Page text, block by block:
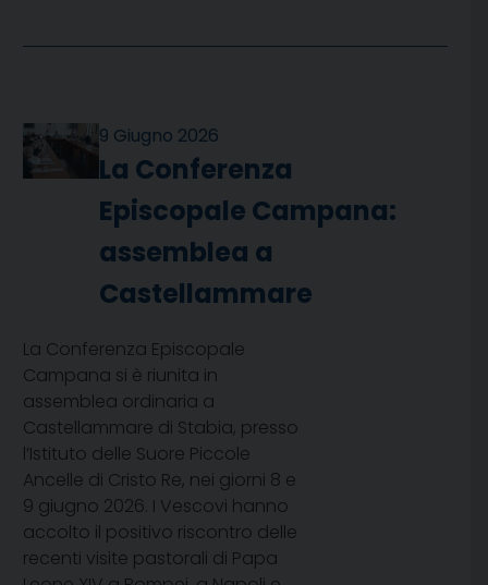
9 Giugno 2026
La Conferenza
Episcopale Campana:
assemblea a
Castellammare
La Conferenza Episcopale
Campana si è riunita in
assemblea ordinaria a
Castellammare di Stabia, presso
l’Istituto delle Suore Piccole
Ancelle di Cristo Re, nei giorni 8 e
9 giugno 2026. I Vescovi hanno
accolto il positivo riscontro delle
recenti visite pastorali di Papa